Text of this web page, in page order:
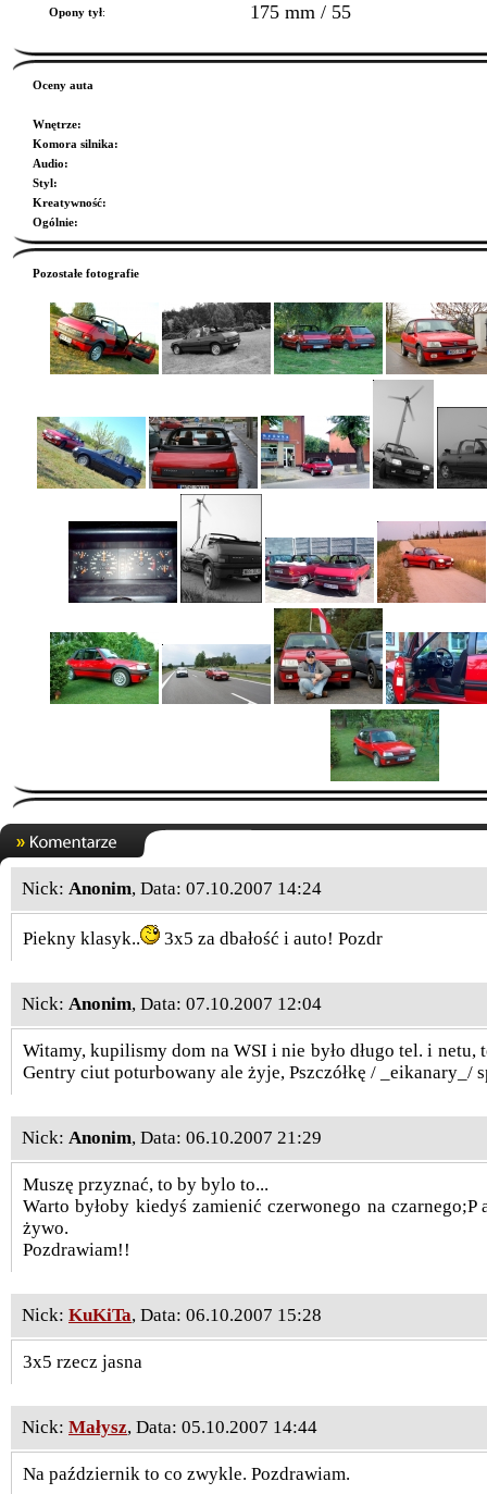
Opony tył: 175 mm / 55
Oceny auta
Wnętrze:
Komora silnika:
Audio:
Styl:
Kreatywność:
Ogólnie:
Pozostałe fotografie
Nick: Anonim, Data: 07.10.2007 14:24
Piekny klasyk.. 3x5 za dbałość i auto! Pozdr
Nick: Anonim, Data: 07.10.2007 12:04
Witamy, kupilismy dom na WSI i nie było długo tel. i
Gentry ciut poturbowany ale żyje, Pszczółkę / _eikanary_/
Nick: Anonim, Data: 06.10.2007 21:29
Muszę przyznać, to by bylo to...
Warto byłoby kiedyś zamienić czerwonego na
żywo.
Pozdrawiam!!
Nick: KuKiTa, Data: 06.10.2007 15:28
3x5 rzecz jasna
Nick: Małysz, Data: 05.10.2007 14:44
Na październik to co zwykle. Pozdrawiam.